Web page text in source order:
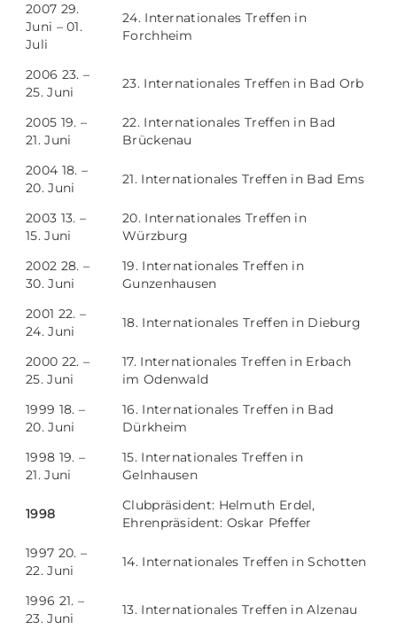
2007 29.
Juni – 01.
Juli
24. Internationales Treffen in
Forchheim
2006 23. –
25. Juni
23. Internationales Treffen in Bad Orb
2005 19. –
21. Juni
22. Internationales Treffen in Bad
Brückenau
2004 18. –
20. Juni
21. Internationales Treffen in Bad Ems
2003 13. –
15. Juni
20. Internationales Treffen in
Würzburg
2002 28. –
30. Juni
19. Internationales Treffen in
Gunzenhausen
2001 22. –
24. Juni
18. Internationales Treffen in Dieburg
2000 22. –
25. Juni
17. Internationales Treffen in Erbach
im Odenwald
1999 18. –
20. Juni
16. Internationales Treffen in Bad
Dürkheim
1998 19. –
21. Juni
15. Internationales Treffen in
Gelnhausen
1998
Clubpräsident: Helmuth Erdel,
Ehrenpräsident: Oskar Pfeffer
1997 20. –
22. Juni
14. Internationales Treffen in Schotten
1996 21. –
23. Juni
13. Internationales Treffen in Alzenau